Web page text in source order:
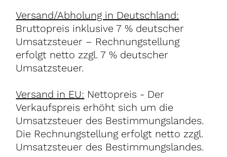
2024, Acryl auf Leinwand
250 x 200 cm
EUR 120.000,- ( Nettopreis EUR 112.149,53 ) * / reserviert
110 x 160 cm
EUR 72.000,- ( Nettopreis EUR 67.289,72 ) *
→ anfragen
Versand/Abholung in Deutschland:
Bruttopreis inklusive 7 % deutscher
Umsatzsteuer – Rechnungstellung
erfolgt netto zzgl. 7 % deutscher
Umsatzsteuer.
Versand in EU: Nettopreis - Der
Verkaufspreis erhöht sich um die
Umsatzsteuer des Bestimmungslandes.
Die Rechnungstellung erfolgt netto zzgl.
Umsatzsteuer des Bestimmungslandes.